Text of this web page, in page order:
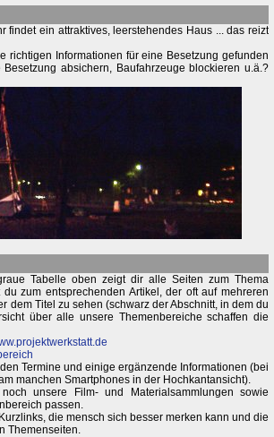
findet ein attraktives, leerstehendes Haus ... das reizt
richtigen Informationen für eine Besetzung gefunden
absichern, Baufahrzeuge blockieren u.ä.?
Tabelle oben zeigt dir alle Seiten zum Thema
zum entsprechenden Artikel, der oft auf mehreren
dem Titel zu sehen (schwarz der Abschnitt, in dem du
über alle unsere Themenbereiche schaffen die
Termine und einige ergänzende Informationen (bei
manchen Smartphones in der Hochkantansicht).
unsere Film- und Materialsammlungen sowie
passen.
die mensch sich besser merken kann und die
Themenseiten.